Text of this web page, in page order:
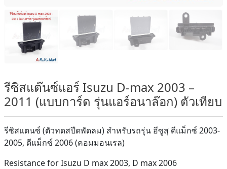
รีซิสแต๊นซ์แอร์ Isuzu D-max 2003 –
2011 (แบบการ์ด รุ่นแอร์อนาล๊อก) ตัวเทียบ
รีซิสแตนซ์ (ตัวทดสปีดพัดลม) สำหรับรถรุ่น อีซูสุ ดีแม็กซ์ 2003-
2005, ดีแม็กซ์ 2006 (คอมมอนเรล)
Resistance for Isuzu D max 2003, D max 2006